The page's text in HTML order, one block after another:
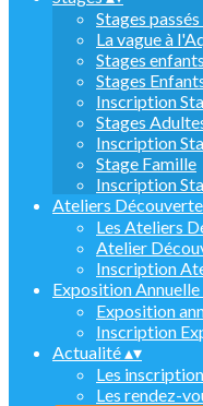
Stages
La vague à
Stages
Stages
Inscription
Stages
Inscription
Stage Famille
Inscription
Ateliers
Les Ateliers
Atelier
Inscription
Exposition Annuelle
Exposition
Inscription
Actualité▴▾
Les
Les rendez-